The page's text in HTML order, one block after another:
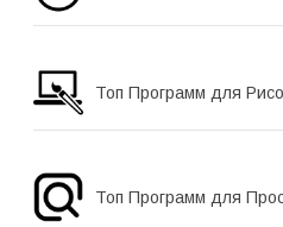
Топ Программ для
Топ Программ для